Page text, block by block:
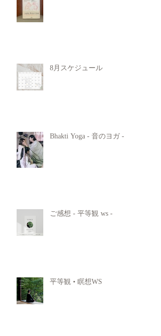
8月スケジュール
Bhakti Yoga - 音のヨガ -
ご感想 - 平等観 ws -
平等観 • 瞑想WS